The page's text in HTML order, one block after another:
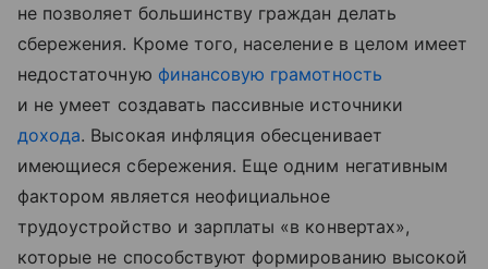
не позволяет большинству граждан делать
сбережения. Кроме того, население в целом имеет
недостаточную финансовую грамотность
и не умеет создавать пассивные источники
дохода. Высокая инфляция обесценивает
имеющиеся сбережения. Еще одним негативным
фактором является неофициальное
трудоустройство и зарплаты «в конвертах»,
которые не способствуют формированию высокой